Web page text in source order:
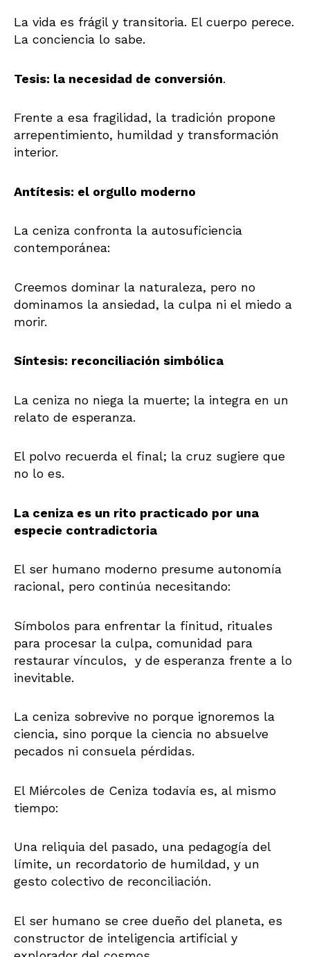
La vida es frágil y transitoria. El cuerpo perece.
La conciencia lo sabe.
Tesis: la necesidad de conversión.
Frente a esa fragilidad, la tradición propone
arrepentimiento, humildad y transformación
interior.
Antítesis: el orgullo moderno
La ceniza confronta la autosuficiencia
contemporánea:
Creemos dominar la naturaleza, pero no
dominamos la ansiedad, la culpa ni el miedo a
morir.
Síntesis: reconciliación simbólica
La ceniza no niega la muerte; la integra en un
relato de esperanza.
El polvo recuerda el final; la cruz sugiere que
no lo es.
La ceniza es un rito practicado por una
especie contradictoria
El ser humano moderno presume autonomía
racional, pero continúa necesitando:
Símbolos para enfrentar la finitud, rituales
para procesar la culpa, comunidad para
restaurar vínculos, y de esperanza frente a lo
inevitable.
La ceniza sobrevive no porque ignoremos la
ciencia, sino porque la ciencia no absuelve
pecados ni consuela pérdidas.
El Miércoles de Ceniza todavía es, al mismo
tiempo:
Una reliquia del pasado, una pedagogía del
límite, un recordatorio de humildad, y un
gesto colectivo de reconciliación.
El ser humano se cree dueño del planeta, es
constructor de inteligencia artificial y